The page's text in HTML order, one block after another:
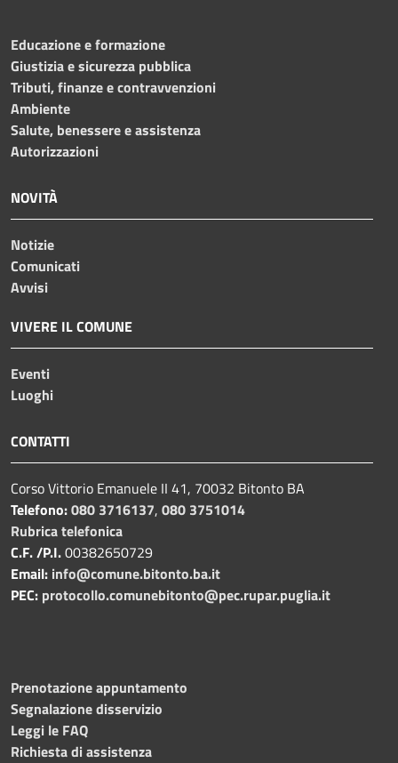
Educazione e formazione
Giustizia e sicurezza pubblica
Tributi, finanze e contravvenzioni
Ambiente
Salute, benessere e assistenza
Autorizzazioni
NOVITÀ
Notizie
Comunicati
Avvisi
VIVERE IL COMUNE
Eventi
Luoghi
CONTATTI
Corso Vittorio Emanuele II 41, 70032 Bitonto BA
Telefono:080 3716137, 080 3751014
Rubrica telefonica
C.F. /P.I.00382650729
Email: info@comune.bitonto.ba.it
PEC: protocollo.comunebitonto@pec.rupar.puglia.it
Prenotazione appuntamento
Segnalazione disservizio
Leggi le FAQ
Richiesta di assistenza